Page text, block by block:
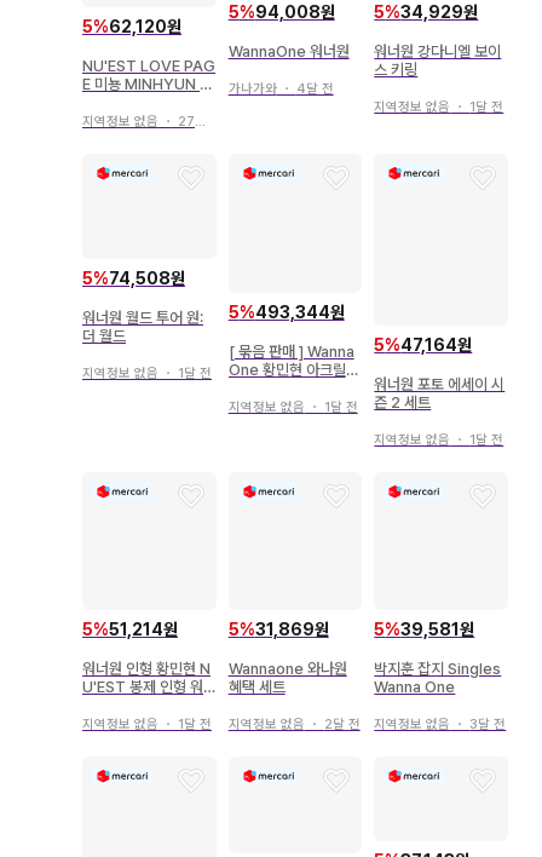
5%62,120원
NU'EST LOVE PAG
E 미뇽 MINHYUN 부
지역정보 없음 ・ 27일 전
5%94,008원
WannaOne 워너원
가나가와・ 4달 전
5%34,929원
워너원 강다니엘 보이
스 키링
지역정보 없음 ・ 1달 전
5%74,508원
워너원 월드 투어 원:
더 월드
지역정보 없음 ・ 1달 전
5%493,344원
[ 묶음 판매 ] Wanna
One 황민현 아크릴
지역정보 없음 ・ 1달 전
5%47,164원
워너원 포토 에세이 시
즌 2 세트
지역정보 없음 ・ 1달 전
5%51,214원
워너원 인형 황민현 N
U'EST 봉제 인형 워
지역정보 없음 ・ 1달 전
5%31,869원
Wannaone 와나원
혜택 세트
지역정보 없음 ・ 2달 전
5%39,581원
박지훈 잡지 Singles
Wanna One
지역정보 없음 ・ 3달 전